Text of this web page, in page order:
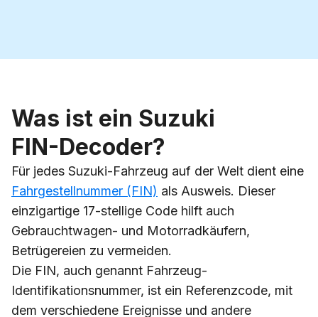
Was ist ein Suzuki
FIN-Decoder?
Für jedes Suzuki-Fahrzeug auf der Welt dient eine
Fahrgestellnummer (FIN) als Ausweis. Dieser
einzigartige 17-stellige Code hilft auch
Gebrauchtwagen- und Motorradkäufern,
Betrügereien zu vermeiden.
Die FIN, auch genannt Fahrzeug-
Identifikationsnummer, ist ein Referenzcode, mit
dem verschiedene Ereignisse und andere